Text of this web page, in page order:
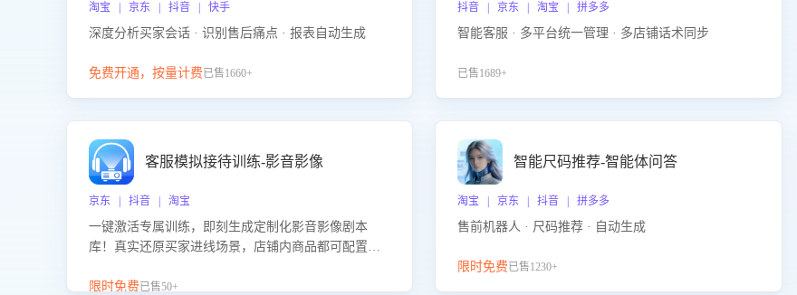
淘宝 | 京东 | 抖音 | 快手
深度分析买家会话 · 识别售后痛点 · 报表自动生成
免费开通，按量计费已售1660+
抖音 | 京东 | 淘宝 | 拼多多
智能客服 · 多平台统一管理 · 多店铺话术同步
已售1689+
客服模拟接待训练-影音影像
京东 | 抖音 | 淘宝
一键激活专属训练，即刻生成定制化影音影像剧本
库！真实还原买家进线场景，店铺内商品都可配置到
升客服售前转化率。点击 “立即开通”，快速获取影音
限时免费已售50+
智能尺码推荐-智能体问答
淘宝 | 京东 | 抖音 | 拼多多
售前机器人 · 尺码推荐 · 自动生成
限时免费已售1230+